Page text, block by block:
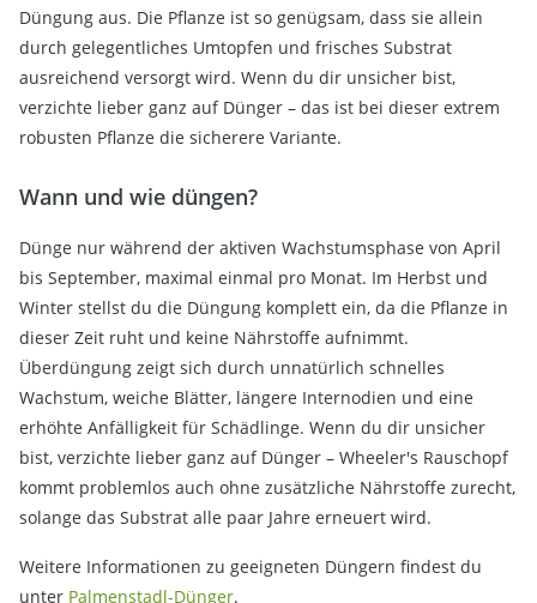
Düngung aus. Die Pflanze ist so genügsam, dass sie allein
durch gelegentliches Umtopfen und frisches Substrat
ausreichend versorgt wird. Wenn du dir unsicher bist,
verzichte lieber ganz auf Dünger – das ist bei dieser extrem
robusten Pflanze die sicherere Variante.
Wann und wie düngen?
Dünge nur während der aktiven Wachstumsphase von April
bis September, maximal einmal pro Monat. Im Herbst und
Winter stellst du die Düngung komplett ein, da die Pflanze in
dieser Zeit ruht und keine Nährstoffe aufnimmt.
Überdüngung zeigt sich durch unnatürlich schnelles
Wachstum, weiche Blätter, längere Internodien und eine
erhöhte Anfälligkeit für Schädlinge. Wenn du dir unsicher
bist, verzichte lieber ganz auf Dünger – Wheeler's Rauschopf
kommt problemlos auch ohne zusätzliche Nährstoffe zurecht,
solange das Substrat alle paar Jahre erneuert wird.
Weitere Informationen zu geeigneten Düngern findest du
unter Palmenstadl-Dünger.